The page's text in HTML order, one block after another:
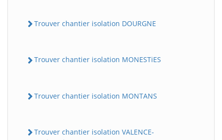
Trouver chantier isolation DOURGNE
Trouver chantier isolation MONESTiES
Trouver chantier isolation MONTANS
Trouver chantier isolation VALENCE-